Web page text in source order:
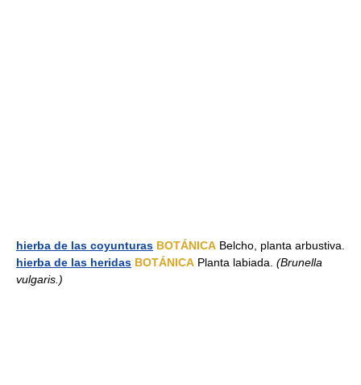
hierba de las coyunturas BOTÁNICA Belcho, planta arbustiva.
hierba de las heridas BOTÁNICA Planta labiada. (Brunella
vulgaris.)